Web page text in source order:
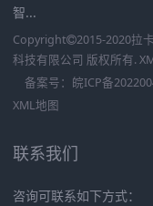
智...
Copyright 2015-2020拉
科技有限公司 版权所有.
备案号： 皖ICP备
XML地图
联系我们
咨询可联系如下方式：